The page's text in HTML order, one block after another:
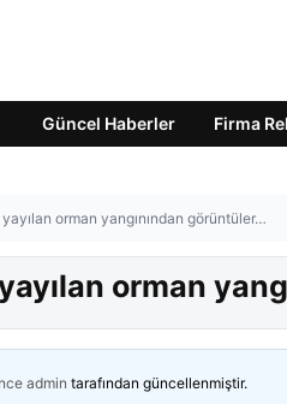
Güncel Haberler Firma
yayılan orman yangınından görüntüler…
yayılan orman
admin tarafından güncellenmiştir.